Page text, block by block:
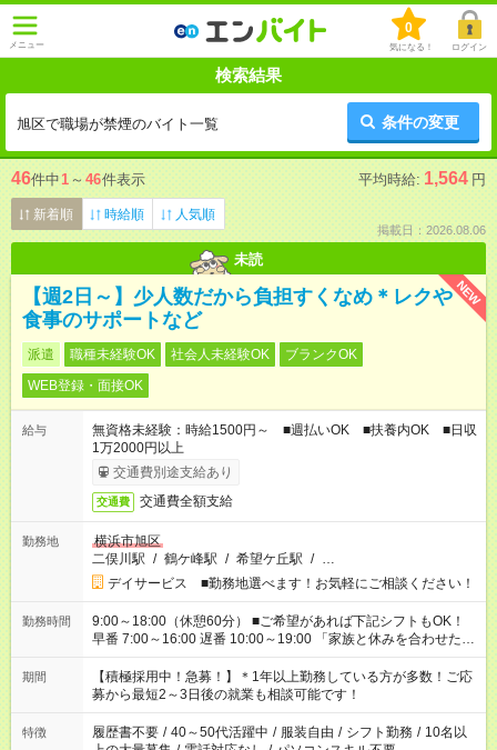
メニュー
0
気になる！ ログイン
検索結果
旭区で職場が禁煙のバイト一覧 条件の変更
46件中1 ～ 46件表示 平均時給: 1,564 円
新着順 時給順 人気順
掲載日：2026.08.06
未読
NEW
【週2日～】少人数だから負担すくなめ＊レクや
食事のサポートなど
派遣 職種未経験OK 社会人未経験OK
ブランクOK
WEB登録・面接OK
給与
無資格未経験：時給1500円～ ■週払いOK ■扶養内OK ■日収
1万2000円以上
交通費別途支給あり
交通費 交通費全額支給
勤務地
横浜市旭区
二俣川駅 / 鶴ケ峰駅 / 希望ケ丘駅 / …
デイサービス ■勤務地選べます！お気軽にご相談ください！
勤務時間
9:00～18:00（休憩60分） ■ご希望があれば下記シフトもOK！
早番 7:00～16:00 遅番 10:00～19:00 「家族と休みを合わせた
い」 「余裕を持って夕飯の準備がしたい」 「できれば残業はし
たくない」 など、ご希望を教えてくださいね。 ※Wワーク希望
の方へ 今ご覧のお仕事で希望する勤務時間と、もう1つのお仕事
の勤務時間。 合計で週40時間を超える場合は応募できません。
期間
【積極採用中！急募！】＊1年以上勤務している方が多数！ご応
募から最短2～3日後の就業も相談可能です！
特徴 履歴書不要 / 40～50代活躍中 / 服装自由 / シフト勤務 / 10名以